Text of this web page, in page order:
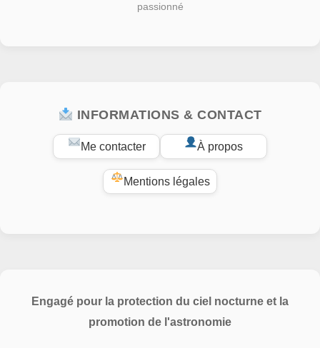
passionné
INFORMATIONS & CONTACT
Me contacter À propos
Mentions légales
Engagé pour la protection du ciel nocturne et la
promotion de l'astronomie